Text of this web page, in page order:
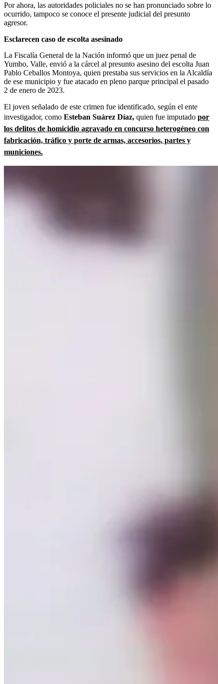
Por ahora, las autoridades policiales no se han pronunciado sobre lo
ocurrido, tampoco se conoce el presente judicial del presunto
agresor.
Esclarecen caso de escolta asesinado
La Fiscalía General de la Nación informó que un juez penal de
Yumbo, Valle, envió a la cárcel al presunto asesino del escolta Juan
Pablo Ceballos Montoya, quien prestaba sus servicios en la Alcaldía
de ese municipio y fue atacado en pleno parque principal el pasado
2 de enero de 2023.
El joven señalado de este crimen fue identificado, según el ente
investigador, como Esteban Suárez Díaz, quien fue imputado por
los delitos de homicidio agravado en concurso heterogéneo con
fabricación, tráfico y porte de armas, accesorios, partes y
municiones.